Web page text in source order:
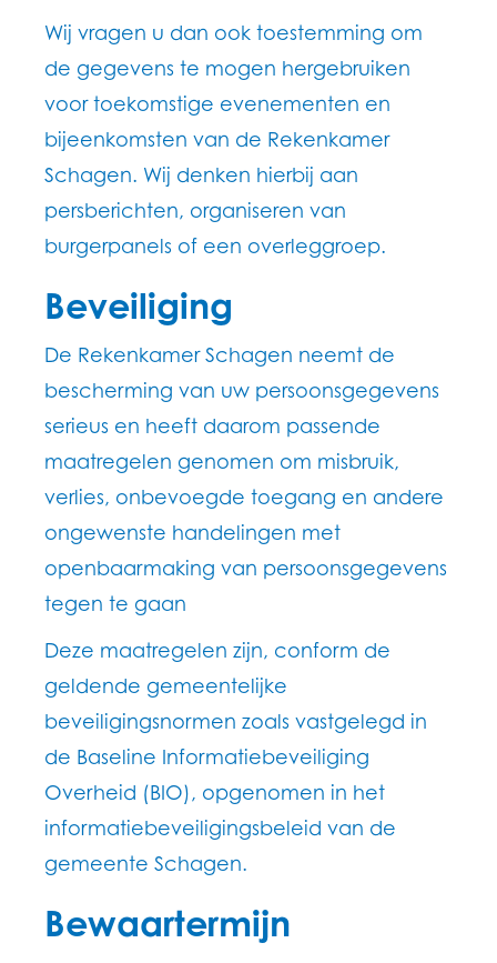
Wij vragen u dan ook toestemming om
de gegevens te mogen hergebruiken
voor toekomstige evenementen en
bijeenkomsten van de Rekenkamer
Schagen. Wij denken hierbij aan
persberichten, organiseren van
burgerpanels of een overleggroep.
Beveiliging
De Rekenkamer Schagen neemt de
bescherming van uw persoonsgegevens
serieus en heeft daarom passende
maatregelen genomen om misbruik,
verlies, onbevoegde toegang en andere
ongewenste handelingen met
openbaarmaking van persoonsgegevens
tegen te gaan
Deze maatregelen zijn, conform de
geldende gemeentelijke
beveiligingsnormen zoals vastgelegd in
de Baseline Informatiebeveiliging
Overheid (BIO), opgenomen in het
informatiebeveiligingsbeleid van de
gemeente Schagen.
Bewaartermijn